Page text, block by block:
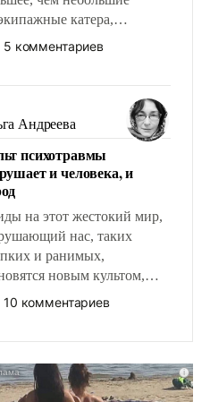
катера,
которых уже
обыденностью. Задача по
и амбициозна. Однако
реализация радикально
наши боевые
5 комментариев
Андреева
психотравмы
и человека, и
на этот жестокий мир,
нас, таких
и ранимых,
новым культом,
вытесняя и
традиционное
судьбы, брать на себя
помогать
10 комментариев